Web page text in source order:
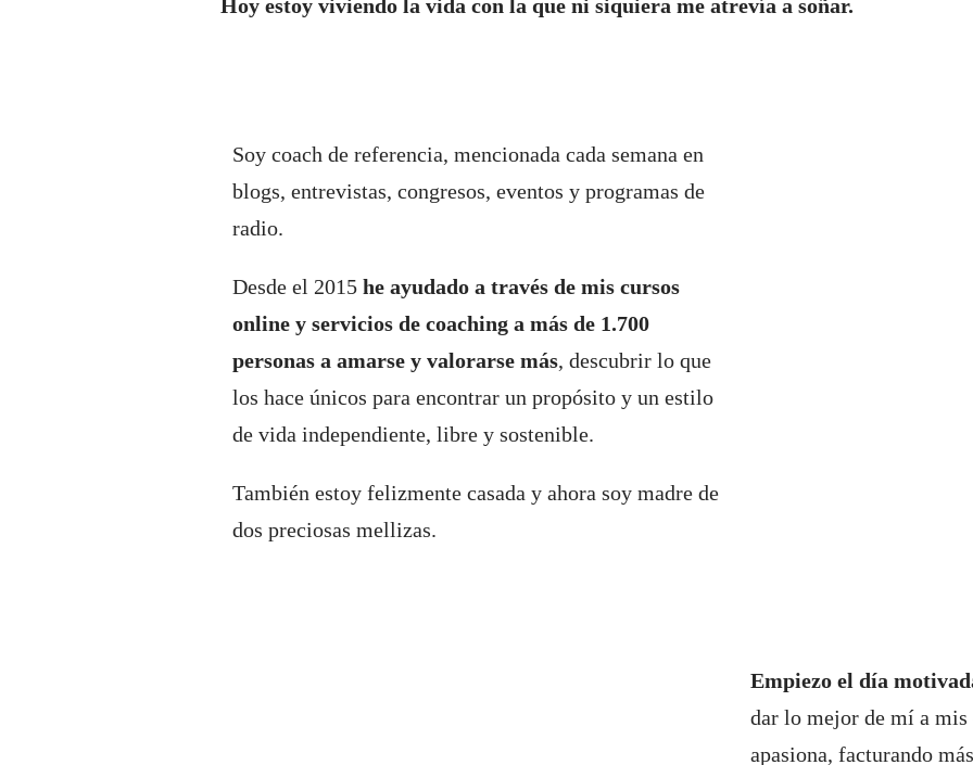
Hoy estoy viviendo la vida con la que ni siquiera me atrevía a soñar.
Soy coach de referencia, mencionada cada semana en
blogs, entrevistas, congresos, eventos y programas de
radio.
Desde el 2015 he ayudado a través de mis cursos
online y servicios de coaching a más de 1.700
personas a amarse y valorarse más, descubrir lo que
los hace únicos para encontrar un propósito y un estilo
de vida independiente, libre y sostenible.
También estoy felizmente casada y ahora soy madre de
dos preciosas mellizas.
Empiezo el día
dar lo mejor de mí a
apasiona, facturando